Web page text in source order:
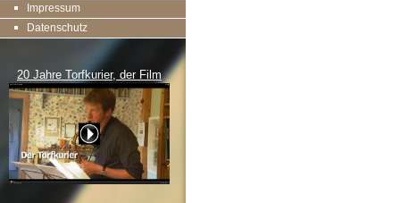
Impressum
Datenschutz
20 Jahre Torfkurier, der Film